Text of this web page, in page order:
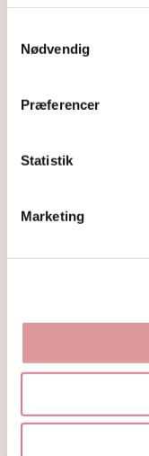
Nødvendig
Præferencer
Statistik
Marketing
Røgelse
Krystalindex